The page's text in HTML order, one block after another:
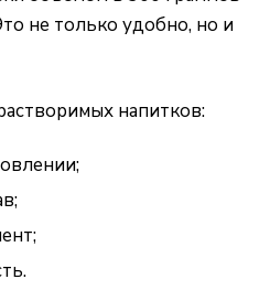
не только удобно, но и
напитков: